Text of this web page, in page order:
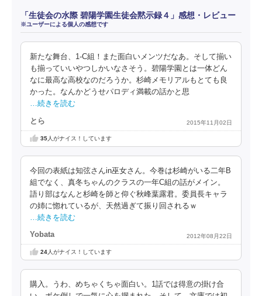
「生徒会の水際 碧陽学園生徒会黙示録４」感想・レビュー
※ユーザーによる個人の感想です
新たな舞台、1-C組！また面白いメンツだなあ。そして揃い
も揃っていいやつしかいなさそう。碧陽学園とは一体どん
なに最高な高校なのだろうか。杉崎メモリアルもとても良
かった。なんかどうせパロディ満載の話かと思
…続きを読む
とら 2015年11月02日
35人がナイス！しています
今回の表紙は知弦さんin巫女さん。今巻は杉崎がいる二年B
組でなく、真冬ちゃんのクラスの一年C組の話がメイン。
語り部はなんと杉崎を師と仰ぐ秋峰葉露君。委員長キャラ
の姉に惚れているが、天然過ぎて振り回されるｗ
…続きを読む
Yobata 2012年08月22日
24人がナイス！しています
購入。うわ、めちゃくちゃ面白い。1話では得意の掛け合